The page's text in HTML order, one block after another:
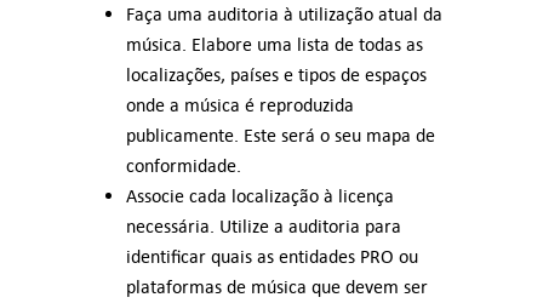
Faça uma auditoria à utilização atual da
música. Elabore uma lista de todas as
localizações, países e tipos de espaços
onde a música é reproduzida
publicamente. Este será o seu mapa de
conformidade.
Associe cada localização à licença
necessária. Utilize a auditoria para
identificar quais as entidades PRO ou
plataformas de música que devem ser